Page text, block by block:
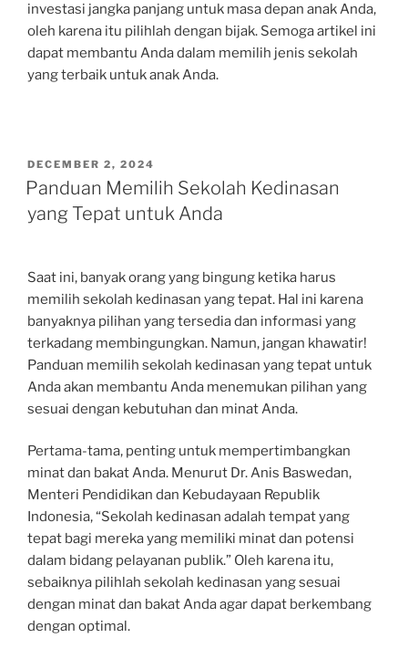
investasi jangka panjang untuk masa depan anak Anda,
oleh karena itu pilihlah dengan bijak. Semoga artikel ini
dapat membantu Anda dalam memilih jenis sekolah
yang terbaik untuk anak Anda.
POSTED
ON
DECEMBER 2, 2024
Panduan Memilih Sekolah Kedinasan
yang Tepat untuk Anda
Saat ini, banyak orang yang bingung ketika harus
memilih sekolah kedinasan yang tepat. Hal ini karena
banyaknya pilihan yang tersedia dan informasi yang
terkadang membingungkan. Namun, jangan khawatir!
Panduan memilih sekolah kedinasan yang tepat untuk
Anda akan membantu Anda menemukan pilihan yang
sesuai dengan kebutuhan dan minat Anda.
Pertama-tama, penting untuk mempertimbangkan
minat dan bakat Anda. Menurut Dr. Anis Baswedan,
Menteri Pendidikan dan Kebudayaan Republik
Indonesia, “Sekolah kedinasan adalah tempat yang
tepat bagi mereka yang memiliki minat dan potensi
dalam bidang pelayanan publik.” Oleh karena itu,
sebaiknya pilihlah sekolah kedinasan yang sesuai
dengan minat dan bakat Anda agar dapat berkembang
dengan optimal.